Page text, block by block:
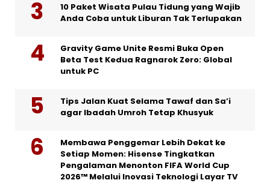
10 Paket Wisata Pulau Tidung yang Wajib
Anda Coba untuk Liburan Tak Terlupakan
Gravity Game Unite Resmi Buka Open
Beta Test Kedua Ragnarok Zero: Global
untuk PC
Tips Jalan Kuat Selama Tawaf dan Sa’i
agar Ibadah Umroh Tetap Khusyuk
Membawa Penggemar Lebih Dekat ke
Setiap Momen: Hisense Tingkatkan
Pengalaman Menonton FIFA World Cup
2026™ Melalui Inovasi Teknologi Layar TV